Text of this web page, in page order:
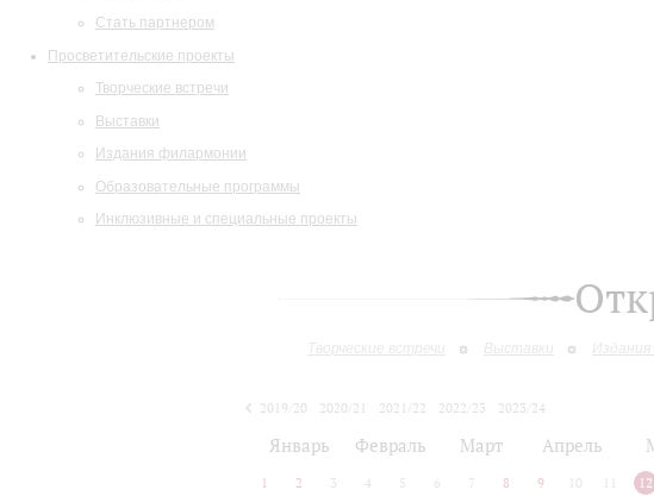
Стать партнером
Просветительские проекты
Творческие встречи
Выставки
Издания филармонии
Образовательные программы
Инклюзивные и специальные проекты
Творческие встречи Выставки
2019/20 2020/21 2021/22 2022/23
2023/24
Январь Февраль Март Апрель
1 2 3 4 5 6 7 8 9 10 12